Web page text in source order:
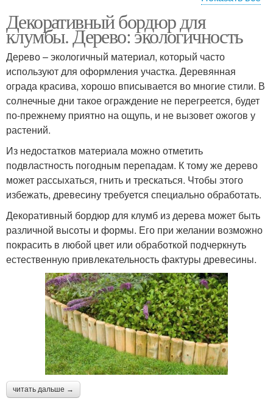
Клумбы из многолетних
цветов
Садовый бордюр
Декоративный бордюр для
клумбы. Дерево: экологичность
Дерево – экологичный материал, который часто
используют для оформления участка. Деревянная
ограда красива, хорошо вписывается во многие стили. В
солнечные дни такое ограждение не перегреется, будет
по-прежнему приятно на ощупь, и не вызовет ожогов у
растений.
Из недостатков материала можно отметить
подвластность погодным перепадам. К тому же дерево
может рассыхаться, гнить и трескаться. Чтобы этого
избежать, древесину требуется специально обработать.
Декоративный бордюр для клумб из дерева может быть
различной высоты и формы. Его при желании возможно
покрасить в любой цвет или обработкой подчеркнуть
естественную привлекательность фактуры древесины.
читать дальше →